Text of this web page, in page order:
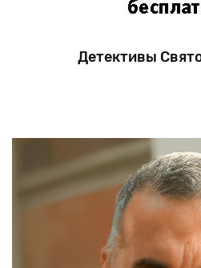
Детективы